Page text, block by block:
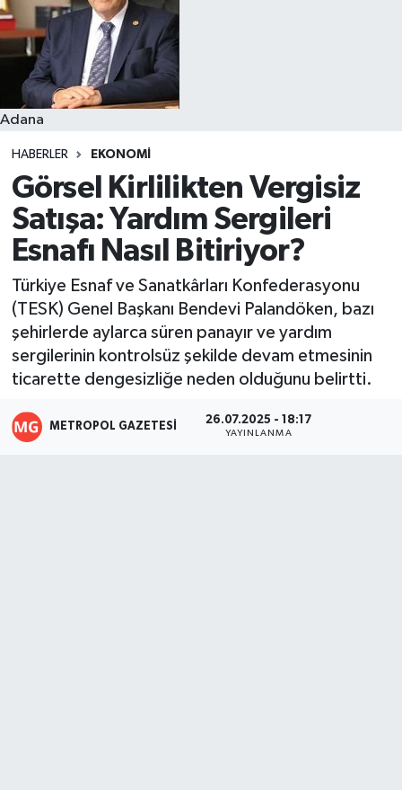
Adana
HABERLER EKONOMI
Görsel Kirlilikten Vergisiz
Satışa: Yardım Sergileri
Esnafı Nasıl Bitiriyor?
Türkiye Esnaf ve Sanatkârları Konfederasyonu
(TESK) Genel Başkanı Bendevi Palandöken, bazı
şehirlerde aylarca süren panayır ve yardım
sergilerinin kontrolsüz şekilde devam etmesinin
ticarette dengesizliğe neden olduğunu belirtti.
METROPOL GAZETESI 26.07.2025 - 18:17
YAYINLANMA
Resmi İlanlar